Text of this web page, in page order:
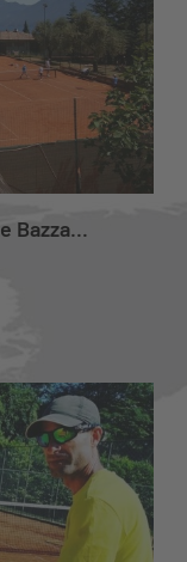
Bazza...